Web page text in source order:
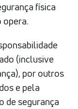
física
opera.
(inclusive
por outros
e pela
de segurança